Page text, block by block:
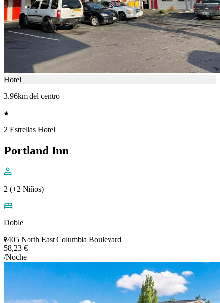
Hotel
3.96km del centro
2 Estrellas Hotel
Portland Inn
2 (+2 Niños)
Doble
405 North East Columbia Boulevard
58,23 €
/Noche